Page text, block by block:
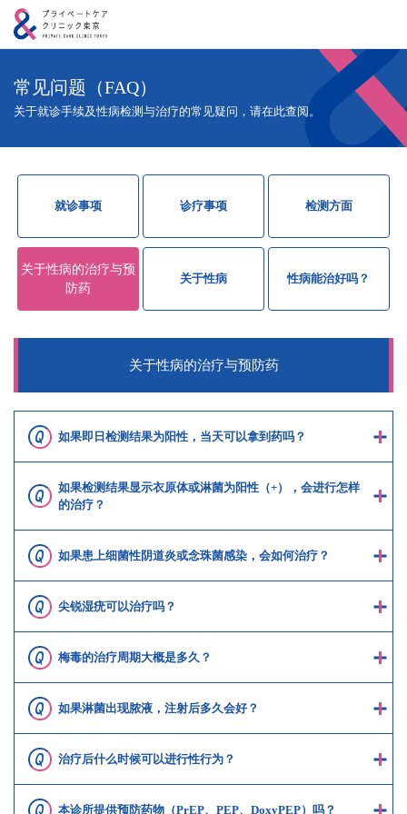
常见问题（FAQ）
关于就诊手续及性病检测与治疗的常见疑问，请在此查阅。
就诊事项 诊疗事项 检测方面
关于性病的治疗与预
防药
关于性病 性病能治好吗？
关于性病的治疗与预防药
如果即日检测结果为阳性，当天可以拿到药吗？
如果检测结果显示衣原体或淋菌为阳性（+），会进行怎样
的治疗？
如果患上细菌性阴道炎或念珠菌感染，会如何治疗？
尖锐湿疣可以治疗吗？
梅毒的治疗周期大概是多久？
如果淋菌出现脓液，注射后多久会好？
治疗后什么时候可以进行性行为？
本诊所提供预防药物（PrEP、PEP、DoxyPEP）吗？